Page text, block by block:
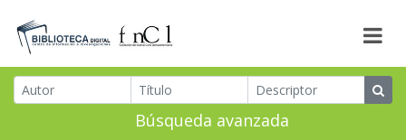
Búsqueda avanzada